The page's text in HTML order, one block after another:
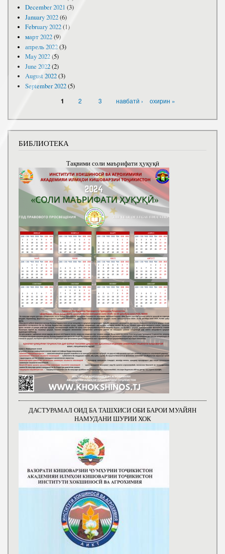
December 2021 (3)
January 2022(6)
February 2022(1)
март 2022(9)
апрель 2022(3)
May 2022(5)
June 2022(2)
August 2022(3)
September 2022(5)
1 2 3 навбатӣ › охирин »
БИБЛИОТЕКА
Тақвими соли маърифати ҳуқуқӣ
ДАСТУРАМАЛ ОИД БА ТАШХИСИ ОБИ БАРОИ МУАЙЯН
НАМУДАНИ ШУРИИ ХОК